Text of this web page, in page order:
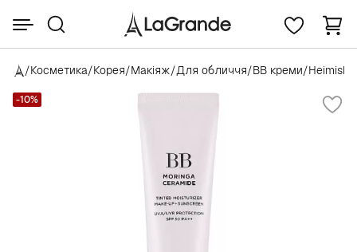
/Косметика/Корея/Макіяж/Для обличчя/BB креми/Heimish
-10%